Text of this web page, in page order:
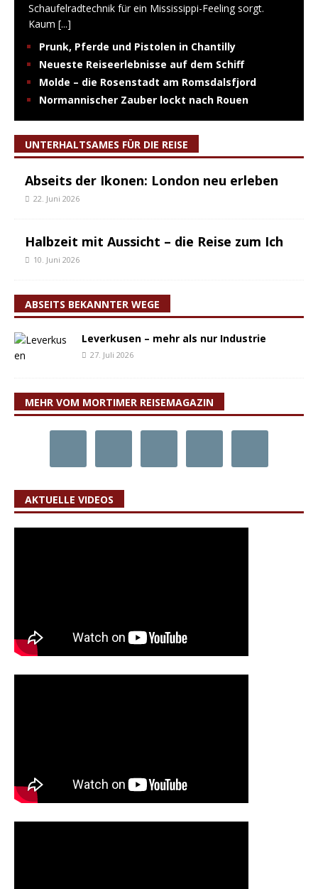
Schaufelradtechnik für ein Mississippi-Feeling sorgt.
Kaum [...]
Prunk, Pferde und Pistolen in Chantilly
Neueste Reiseerlebnisse auf dem Schiff
Molde – die Rosenstadt am Romsdalsfjord
Normannischer Zauber lockt nach Rouen
UNTERHALTSAMES FÜR DIE REISE
Abseits der Ikonen: London neu erleben
22. Juni 2026
Halbzeit mit Aussicht – die Reise zum Ich
10. Juni 2026
ABSEITS BEKANNTER WEGE
Leverkusen – mehr als nur Industrie
27. Juli 2026
MEHR VOM MORTIMER REISEMAGAZIN
AKTUELLE VIDEOS